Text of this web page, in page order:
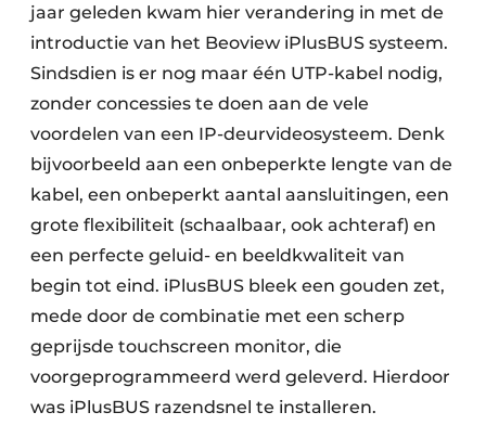
jaar geleden kwam hier verandering in met de
introductie van het Beoview iPlusBUS systeem.
Sindsdien is er nog maar één UTP-kabel nodig,
zonder concessies te doen aan de vele
voordelen van een IP-deurvideosysteem. Denk
bijvoorbeeld aan een onbeperkte lengte van de
kabel, een onbeperkt aantal aansluitingen, een
grote flexibiliteit (schaalbaar, ook achteraf) en
een perfecte geluid- en beeldkwaliteit van
begin tot eind. iPlusBUS bleek een gouden zet,
mede door de combinatie met een scherp
geprijsde touchscreen monitor, die
voorgeprogrammeerd werd geleverd. Hierdoor
was iPlusBUS razendsnel te installeren.